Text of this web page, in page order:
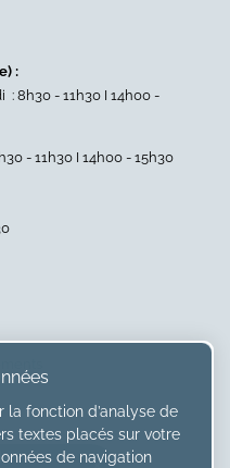
:
8h30 - 11h30 I 14h00 -
- 11h30 I 14h00 - 15h30
la fonction d’analyse de
textes placés sur votre
de navigation